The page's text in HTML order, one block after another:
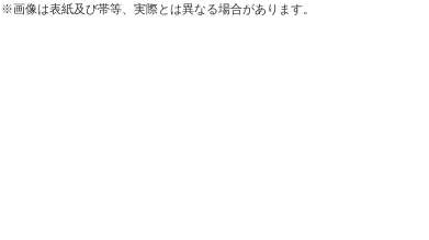
※画像は表紙及び帯等、実際とは異なる場合があります。